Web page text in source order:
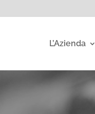
L’Azienda